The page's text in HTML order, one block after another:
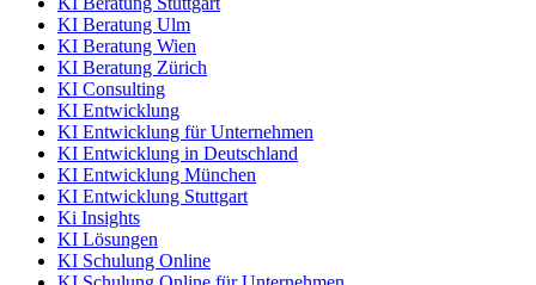
KI Beratung Ulm
KI Beratung Wien
KI Beratung Zürich
KI Consulting
KI Entwicklung
KI Entwicklung für Unternehmen
KI Entwicklung in Deutschland
KI Entwicklung München
KI Entwicklung Stuttgart
Ki Insights
KI Lösungen
KI Schulung Online